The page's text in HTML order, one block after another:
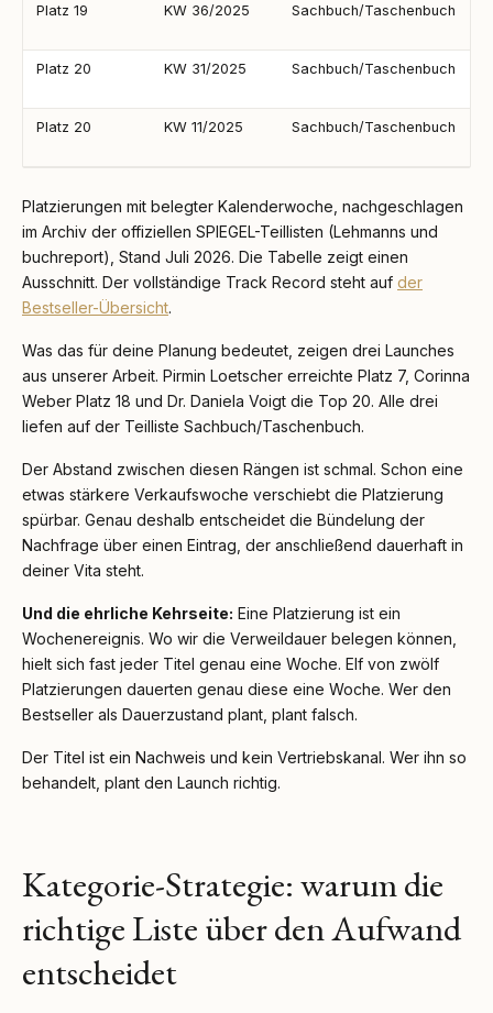
Platz 19 KW 36/2025 Sachbuch/Taschenbuch
Platz 20 KW 31/2025 Sachbuch/Taschenbuch
Platz 20 KW 11/2025 Sachbuch/Taschenbuch
Platzierungen mit belegter Kalenderwoche, nachgeschlagen
im Archiv der offiziellen SPIEGEL-Teillisten (Lehmanns und
buchreport), Stand Juli 2026. Die Tabelle zeigt einen
Ausschnitt. Der vollständige Track Record steht auf der
Bestseller-Übersicht.
Was das für deine Planung bedeutet, zeigen drei Launches
aus unserer Arbeit. Pirmin Loetscher erreichte Platz 7, Corinna
Weber Platz 18 und Dr. Daniela Voigt die Top 20. Alle drei
liefen auf der Teilliste Sachbuch/Taschenbuch.
Der Abstand zwischen diesen Rängen ist schmal. Schon eine
etwas stärkere Verkaufswoche verschiebt die Platzierung
spürbar. Genau deshalb entscheidet die Bündelung der
Nachfrage über einen Eintrag, der anschließend dauerhaft in
deiner Vita steht.
Und die ehrliche Kehrseite: Eine Platzierung ist ein
Wochenereignis. Wo wir die Verweildauer belegen können,
hielt sich fast jeder Titel genau eine Woche. Elf von zwölf
Platzierungen dauerten genau diese eine Woche. Wer den
Bestseller als Dauerzustand plant, plant falsch.
Der Titel ist ein Nachweis und kein Vertriebskanal. Wer ihn so
behandelt, plant den Launch richtig.
Kategorie-Strategie: warum die
richtige Liste über den Aufwand
entscheidet